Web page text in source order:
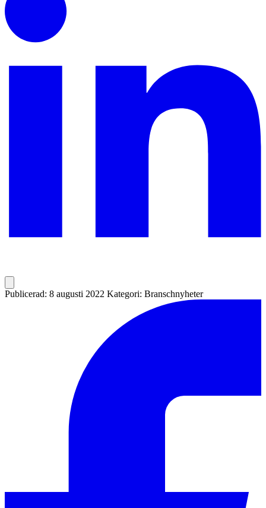
Publicerad: 8 augusti 2022 Kategori: Branschnyheter